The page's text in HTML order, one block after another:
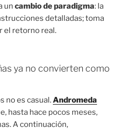
un cambio de paradigma: la
detalladas; toma
el retorno real.
ya no convierten como
no es casual.Andromeda
hasta hace pocos meses,
A continuación,